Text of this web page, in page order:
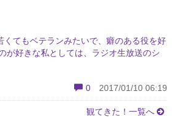
くてもベテランみたいで、癖のある役を好
が好きな私としては、ラジオ生放送のシ
0 2017/01/10 06:19
観てきた！一覧へ